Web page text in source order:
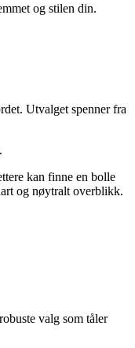
og stilen din.
Utvalget spenner fra
kan finne en bolle
og nøytralt overblikk.
valg som tåler